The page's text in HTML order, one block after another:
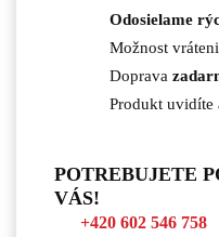
Odosielame
Možnost
Doprava
Produkt uvidíte
POTREBUJETE
VÁS!
+420 602 546 758